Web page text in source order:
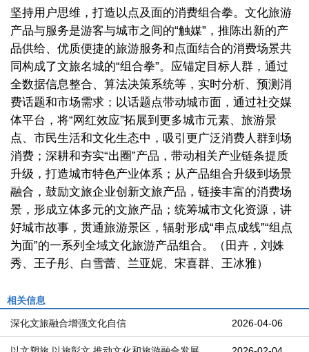
坚持用户思维，打造以点及面的消费组合拳。文化旅游
产品与服务是游客与城市之间的“触媒”，推陈出新的产
品供给、优质便捷的旅游服务和点面结合的消费场景共
同构成了文旅名城的“组合拳”。应锚定目标人群，通过
全数据信息整合、算法决策系统等，实时分析、预测消
费话题和市场需求；以话题点带动城市面，通过社交媒
体平台，将“网红效应”拓展到更多城市元素、旅游景
点、市民生活和文化生态中，吸引更广泛消费人群到场
消费；深耕和夯实“出圈”产品，带动相关产业链条提质
升级，打造城市特色产业体系；从产品组合升级到场景
融合，鼓励文旅企业创新文旅产品，链接丰富的消费场
景，形成立体多元的文旅产品；统筹城市文化资源，讲
好城市故事，贯通旅游景区，辐射形成“串点成线”“组点
为面”的一系列全域文化旅游产品组合。（田卉，刘姝
秀、王子彤、白雪蕾、兰亚妮、宋喜群、王冰雅）
相关信息
2026-04-06
深化文旅融合增强文化自信